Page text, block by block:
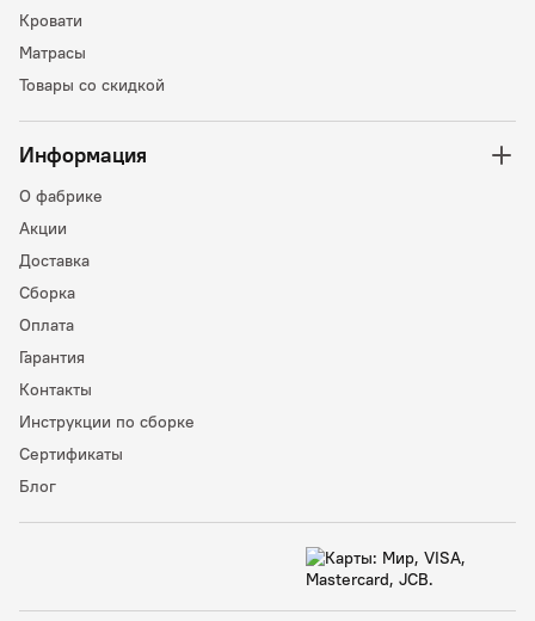
Кровати
Матрасы
Товары со скидкой
Информация
О фабрике
Акции
Доставка
Сборка
Оплата
Гарантия
Контакты
Инструкции по сборке
Сертификаты
Блог